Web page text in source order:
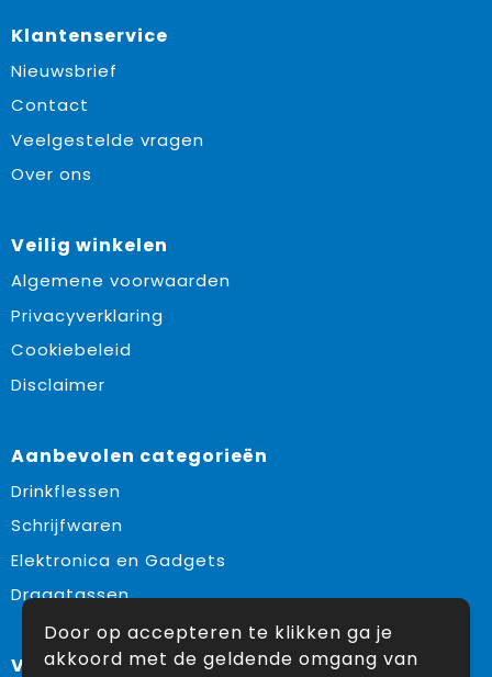
Klantenservice
Nieuwsbrief
Contact
Veelgestelde vragen
Over ons
Veilig winkelen
Algemene voorwaarden
Privacyverklaring
Cookiebeleid
Disclaimer
Aanbevolen categorieën
Drinkflessen
Schrijfwaren
Elektronica en Gadgets
Draagtassen
Volg ons op:
Door op accepteren te klikken ga je
akkoord met de geldende omgang van